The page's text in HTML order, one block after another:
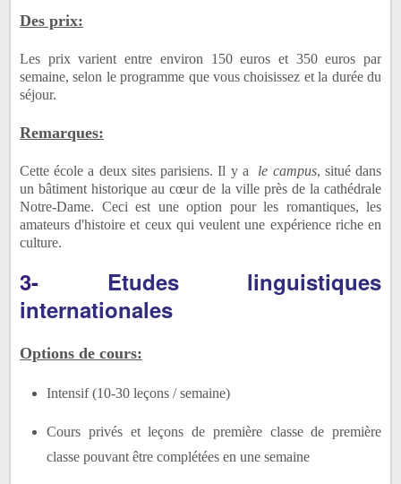
Des prix:
Les prix varient entre environ 150 euros et 350 euros par
semaine, selon le programme que vous choisissez et la durée du
séjour.
Remarques:
Cette école a deux sites parisiens.Il y a le campus, situé dans
un bâtiment historique au cœur de la ville près de la cathédrale
Notre-Dame. Ceci est une option pour les romantiques, les
amateurs d'histoire et ceux qui veulent une expérience riche en
culture.
3- Etudes linguistiques
internationales
Options de cours:
Intensif (10-30 leçons / semaine)
Cours privés et leçons de première classe de première
classe pouvant être complétées en une semaine